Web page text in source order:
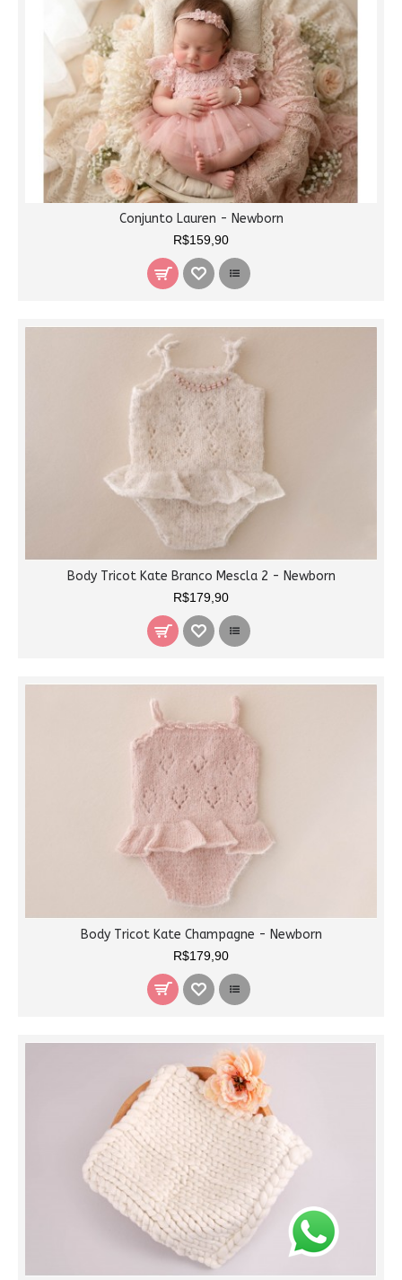
Conjunto Lauren - Newborn
R$159,90
Body Tricot Kate Branco Mescla 2 - Newborn
R$179,90
Body Tricot Kate Champagne - Newborn
R$179,90